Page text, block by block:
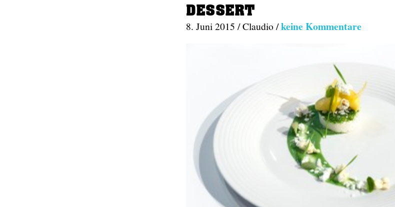
DESSERT
8. Juni 2015 / Claudio /keine Kommentare